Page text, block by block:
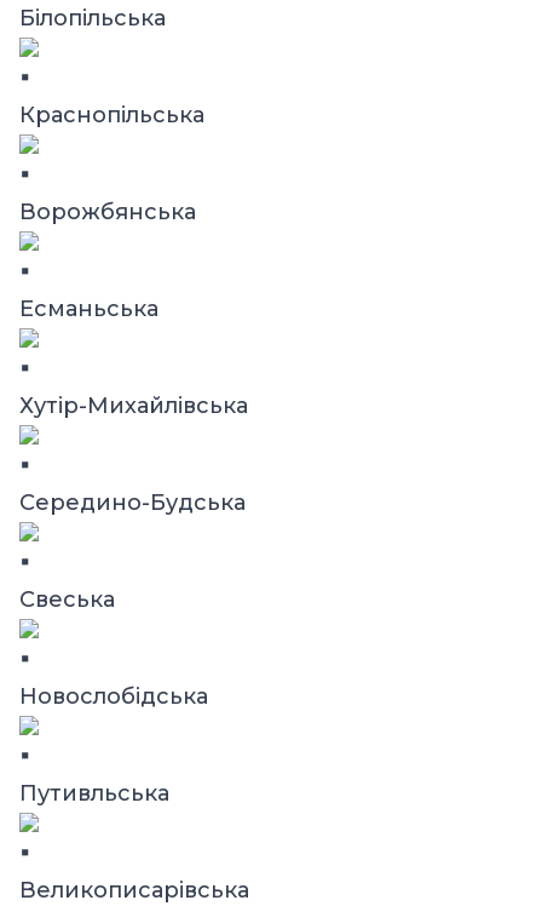
Білопільська
Краснопільська
Ворожбянська
Есманьська
Хутір-Михайлівська
Середино-Будська
Свеська
Новослобідська
Путивльська
Великописарівська